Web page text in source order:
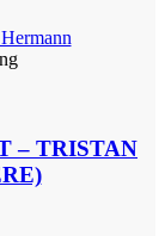
– TRISTAN